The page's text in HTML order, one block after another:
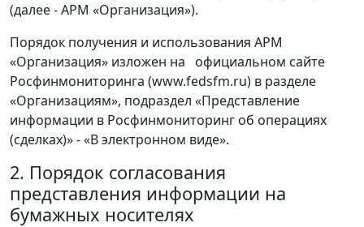
(далее - АРМ «Организация»).
Порядок получения и использования АРМ
«Организация» изложен на официальном сайте
Росфинмониторинга (www.fedsfm.ru) в разделе
«Организациям», подраздел «Представление
информации в Росфинмониторинг об операциях
(сделках)» - «В электронном виде».
2. Порядок согласования
представления информации на
бумажных носителях